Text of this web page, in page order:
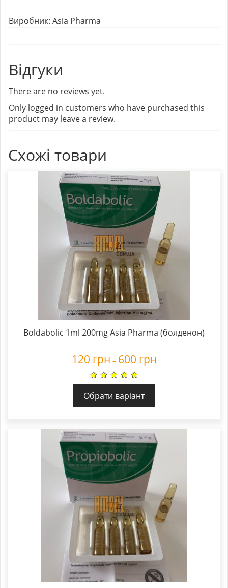
Виробник: Asia Pharma
Відгуки
There are no reviews yet.
Only logged in customers who have purchased this
product may leave a review.
Схожі товари
Boldabolic 1ml 200mg Asia Pharma (болденон)
120 грн – 600 грн
Обрати варіант